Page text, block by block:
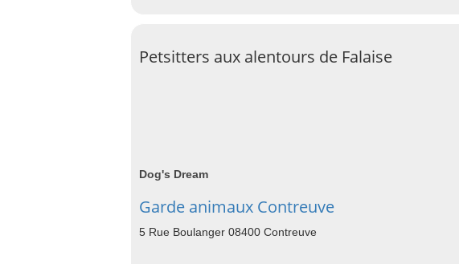
Petsitters aux alentours de Falaise
Dog's Dream
Garde animaux Contreuve
5 Rue Boulanger 08400 Contreuve